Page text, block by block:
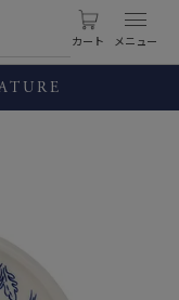
カート